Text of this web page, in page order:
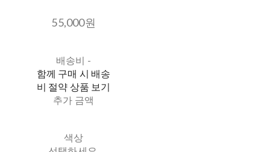
55,000원
배송비 -
함께 구매 시 배송
비 절약 상품 보기
추가 금액
색상